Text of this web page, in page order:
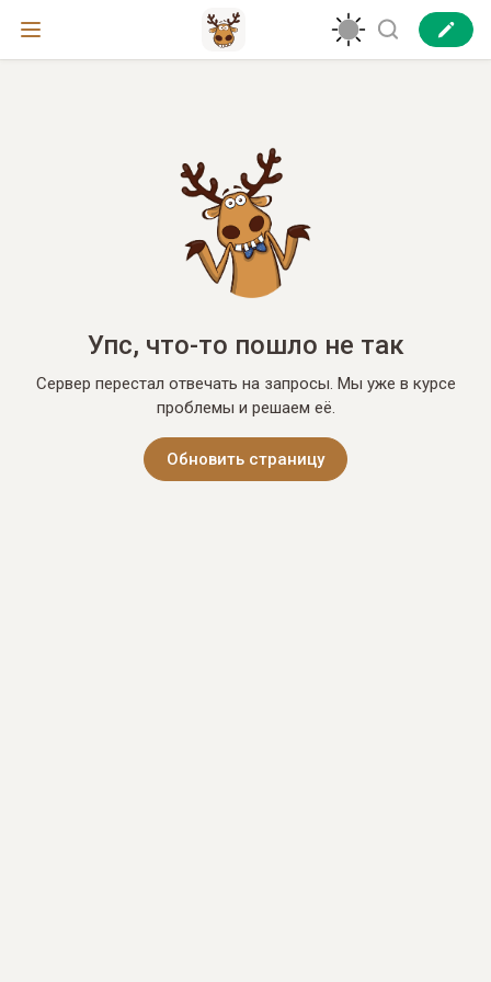
Упс, что-то пошло не так
Сервер перестал отвечать на запросы. Мы уже в курсе
проблемы и решаем её.
Обновить страницу